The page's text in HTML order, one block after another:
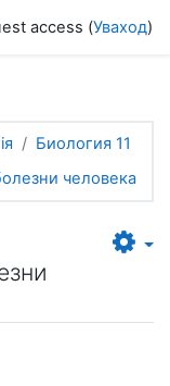
access (Уваход)
Биология 11
человека